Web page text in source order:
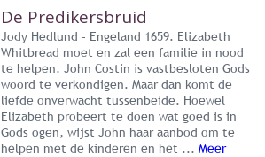
De Predikersbruid
Jody Hedlund - Engeland 1659. Elizabeth
Whitbread moet en zal een familie in nood
te helpen. John Costin is vastbesloten Gods
woord te verkondigen. Maar dan komt de
liefde onverwacht tussenbeide. Hoewel
Elizabeth probeert te doen wat goed is in
Gods ogen, wijst John haar aanbod om te
helpen met de kinderen en het ... Meer